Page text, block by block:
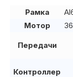
Рамка
Мотор
Передачи
Контроллер